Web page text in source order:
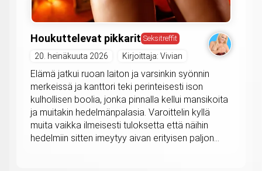
Houkuttelevat pikkarit Seksitreffit
20. heinäkuuta 2026 Kirjoittaja: Vivian
Elämä jatkui ruoan laiton ja varsinkin syönnin
merkeissä ja kanttori teki perinteisesti ison
kulhollisen boolia, jonka pinnalla kellui mansikoita
ja muitakin hedelmänpalasia. Varoittelin kyllä
muita vaikka ilmeisesti tuloksetta että näihin
hedelmiin sitten imeytyy aivan erityisen paljon...